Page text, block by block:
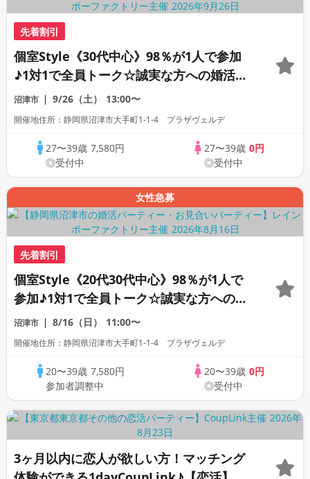
先着割引
個室Style《30代中心》98％が1人で参加
♪1対1で全員トーク☆誠実な方への婚活パ
ーティー
沼津市 9/26（土） 13:00〜
開催地住所：静岡県沼津市大手町1-1-4 プラザヴェルデ
27〜39歳 7,580円
◎受付中
27〜39歳 0円
◎受付中
女性急募
先着割引
個室Style《20代30代中心》98％が1人で
参加♪1対1で全員トーク☆誠実な方への婚
活パーティー
沼津市 8/16（日） 11:00〜
開催地住所：静岡県沼津市大手町1-1-4 プラザヴェルデ
20〜39歳 7,580円
参加者調整中
20〜39歳 0円
◎受付中
3ヶ月以内に恋人が欲しい方！マッチング